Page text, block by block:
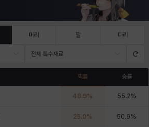
머리 팔 다리
전체 특수재료
픽률 승률
48.9% 55.2%
25.0% 50.9%